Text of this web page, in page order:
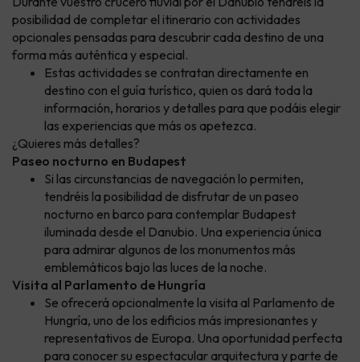
posibilidad de completar el itinerario con actividades
opcionales pensadas para descubrir cada destino de una
forma más auténtica y especial.
Estas actividades se contratan directamente en
destino con el guía turístico, quien os dará toda la
información, horarios y detalles para que podáis elegir
las experiencias que más os apetezca.
¿Quieres más detalles?
Paseo nocturno en Budapest
Si las circunstancias de navegación lo permiten,
tendréis la posibilidad de disfrutar de un paseo
nocturno en barco para contemplar Budapest
iluminada desde el Danubio. Una experiencia única
para admirar algunos de los monumentos más
emblemáticos bajo las luces de la noche.
Visita al Parlamento de Hungría
Se ofrecerá opcionalmente la visita al Parlamento de
Hungría, uno de los edificios más impresionantes y
representativos de Europa. Una oportunidad perfecta
para conocer su espectacular arquitectura y parte de